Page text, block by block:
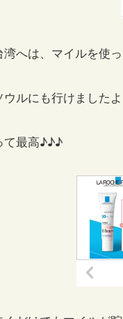
湾へは、マイルを使
ウルにも行けました
て最高♪♪♪